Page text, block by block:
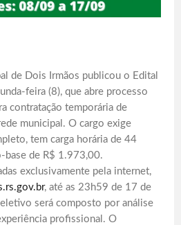
de Dois Irmãos publicou o Edital
feira (8), que abre processo
contratação temporária de
municipal. O cargo exige
tem carga horária de 44
base de R$ 1.973,00.
exclusivamente pela internet,
, até as 23h59 de 17 de
será composto por análise
profissional. O